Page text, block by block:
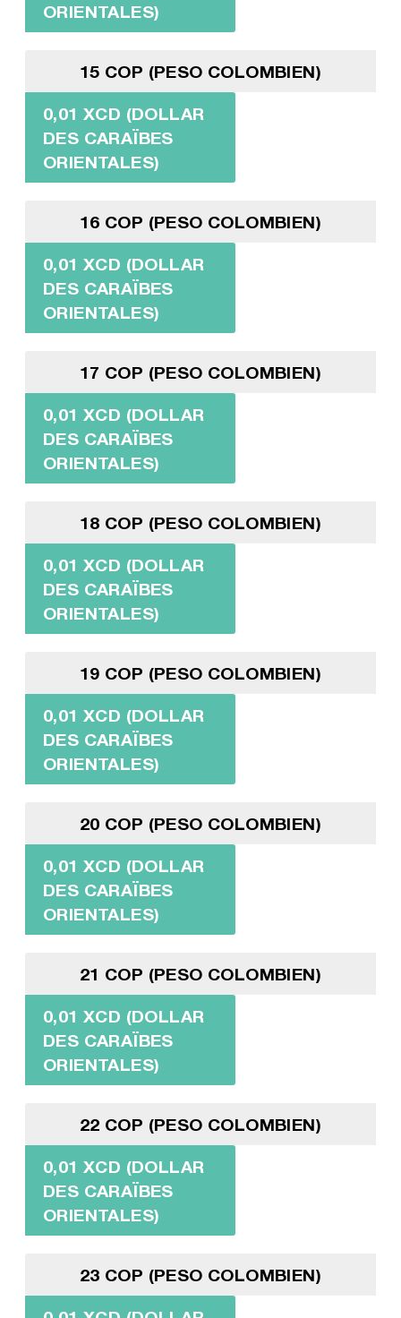
ORIENTALES)
15 COP (PESO COLOMBIEN)
0,01 XCD (DOLLAR
DES CARAÏBES
ORIENTALES)
16 COP (PESO COLOMBIEN)
0,01 XCD (DOLLAR
DES CARAÏBES
ORIENTALES)
17 COP (PESO COLOMBIEN)
0,01 XCD (DOLLAR
DES CARAÏBES
ORIENTALES)
18 COP (PESO COLOMBIEN)
0,01 XCD (DOLLAR
DES CARAÏBES
ORIENTALES)
19 COP (PESO COLOMBIEN)
0,01 XCD (DOLLAR
DES CARAÏBES
ORIENTALES)
20 COP (PESO COLOMBIEN)
0,01 XCD (DOLLAR
DES CARAÏBES
ORIENTALES)
21 COP (PESO COLOMBIEN)
0,01 XCD (DOLLAR
DES CARAÏBES
ORIENTALES)
22 COP (PESO COLOMBIEN)
0,01 XCD (DOLLAR
DES CARAÏBES
ORIENTALES)
23 COP (PESO COLOMBIEN)